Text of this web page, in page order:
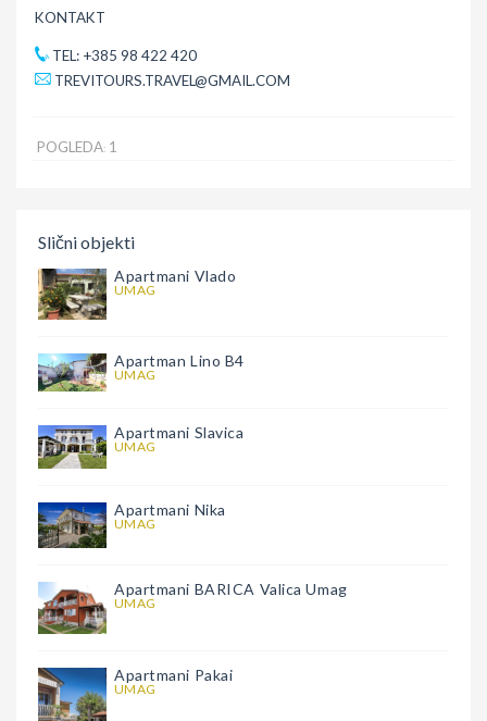
KONTAKT
TEL: +385 98 422 420
TREVITOURS.TRAVEL@GMAIL.COM
POGLEDA: 1
Slični objekti
Apartmani Vlado
UMAG
Apartman Lino B4
UMAG
Apartmani Slavica
UMAG
Apartmani Nika
UMAG
Apartmani BARICA Valica Umag
UMAG
Apartmani Pakai
UMAG